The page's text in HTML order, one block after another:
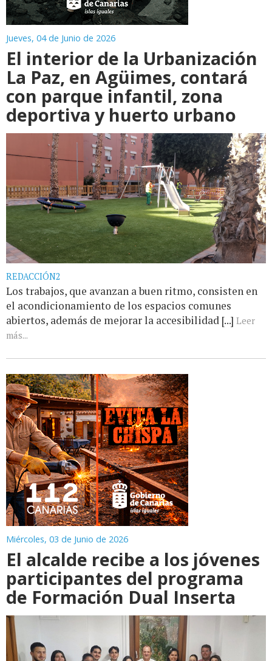
Jueves, 04 de Junio de 2026
El interior de la Urbanización
La Paz, en Agüimes, contará
con parque infantil, zona
deportiva y huerto urbano
REDACCIÓN2
Los trabajos, que avanzan a buen ritmo, consisten en
el acondicionamiento de los espacios comunes
abiertos, además de mejorar la accesibilidad [...] Leer
más...
Miércoles, 03 de Junio de 2026
El alcalde recibe a los jóvenes
participantes del programa
de Formación Dual Inserta